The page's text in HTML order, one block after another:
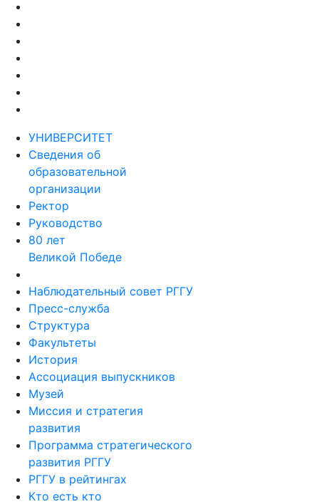
УНИВЕРСИТЕТ
Сведения об
образовательной
организации
Ректор
Руководство
80 лет
Великой Победе
Наблюдательный совет РГГУ
Пресс-служба
Структура
Факультеты
История
Ассоциация выпускников
Музей
Миссия и стратегия
развития
Программа стратегического
развития РГГУ
РГГУ в рейтингах
Кто есть кто